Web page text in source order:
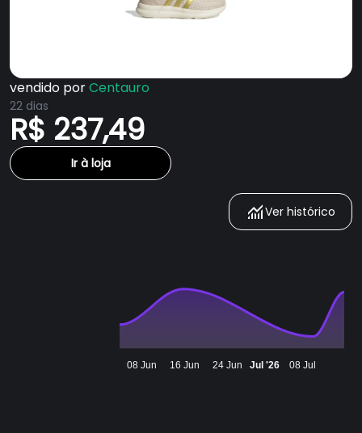
vendido porCentauro
22 dias
R$ 237,49
Ir à loja
Ver histórico
08 Jun 16 Jun 24 Jun Jul '26 08 Jul